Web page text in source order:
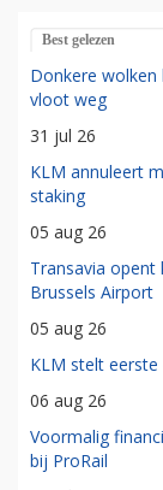
Best gelezen
Donkere wolken
vloot weg
31 jul 26
KLM annuleert
staking
05 aug 26
Transavia
Brussels Airport
05 aug 26
KLM stelt
06 aug 26
Voormalig
bij ProRail